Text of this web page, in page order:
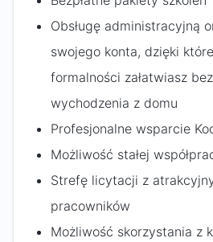
Obsługę administracyjną
swojego konta, dzięki
formalności załatwiasz
wychodzenia z domu
Profesjonalne wsparcie
Możliwość stałej
Strefę licytacji z
pracowników
Możliwość skorzystania z